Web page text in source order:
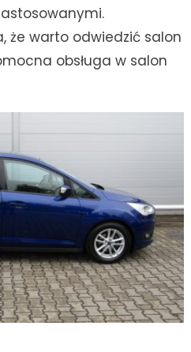
że warto odwiedzić salon
obsługa w salon